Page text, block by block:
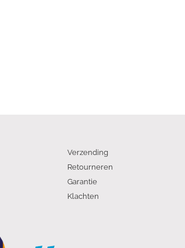
Verzending
Retourneren
Garantie
Klachten